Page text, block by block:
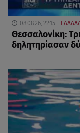
08.08.26, 22:15
Θεσσαλονίκη:
δηλητηρίασαν